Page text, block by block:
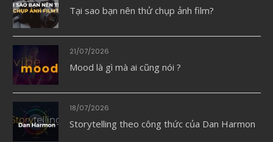
Tại sao bạn nên thử chụp ảnh film?
21/07/2026
Mood là gì mà ai cũng nói ?
18/07/2026
Storytelling theo công thức của Dan Harmon